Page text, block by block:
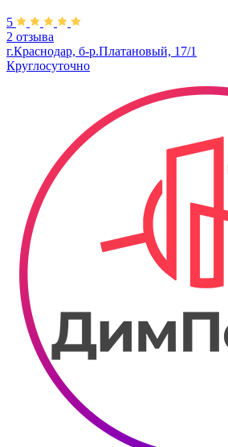
5
2 отзыва
г.Краснодар, б-р.​Платановый, 17/1
Круглосуточно